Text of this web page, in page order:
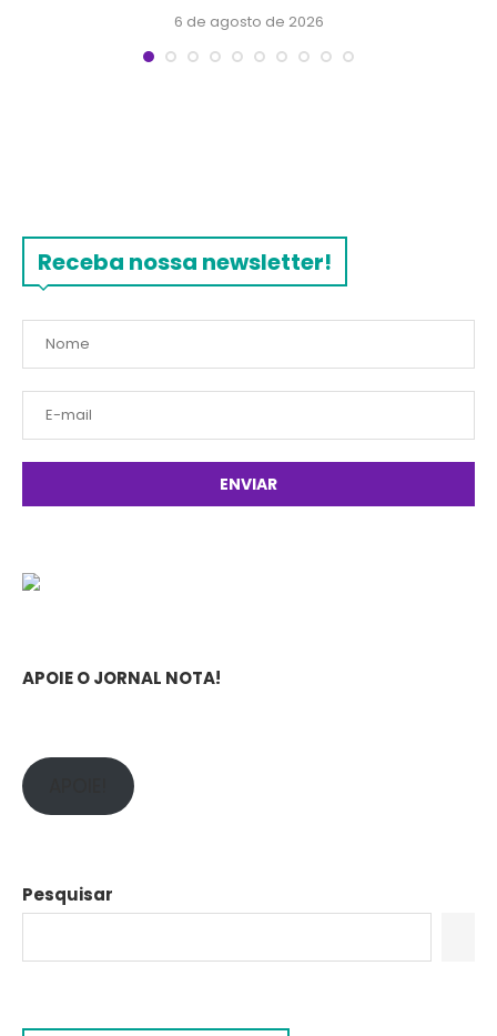
6 de agosto de 2026
Receba nossa newsletter!
APOIE O JORNAL NOTA!
Pesquisar